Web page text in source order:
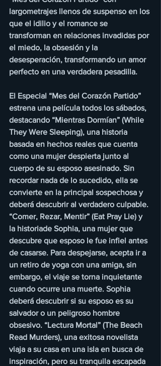
largometrajes llenos de suspenso en los
que el idilio y el romance se
transforman en relaciones invadidas por
el miedo, la obsesión y la
desesperación, transformando un amor
perfecto en una verdadera pesadilla.
El Especial “Mes del Corazón Partido”
estrena una película todos los sábados,
destacando “Mientras Dormían” (While
They Were Sleeping), una historia
basada en hechos reales que cuenta
como una mujer despierta junto al
cuerpo de su esposo asesinado. Sin
recordar nada de lo sucedido, ella se
convierte en la principal sospechosa y
deberá descubrir al verdadero culpable.
“Comer, Rezar, Mentir” (Eat Pray Lie) y
la historiade Sophia, una mujer que
descubre que esposo le fue infiel antes
de casarse. Para despejarse, acepta ir a
un retiro de yoga con una amiga, sin
embargo, el viaje se torna inquietante
cuando ocurre una muerte. Sophia
deberá descubrir si su esposo es su
salvador o un peligroso hombre
obsesivo. “Lectura Mortal” (The Beach
Read Murders), una exitosa novelista
viaja a su casa en una isla en busca de
inspiración, pero su tranquila escapada